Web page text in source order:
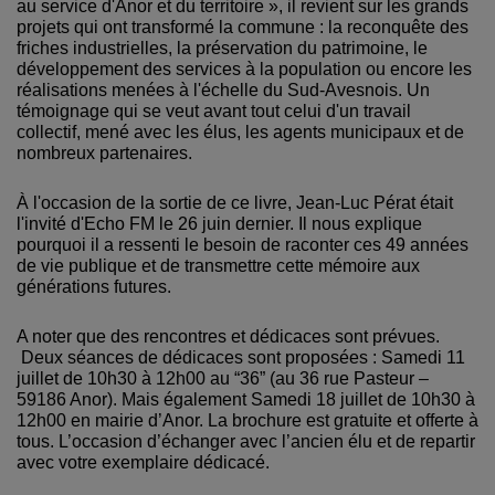
au service d'Anor et du territoire », il revient sur les grands
projets qui ont transformé la commune : la reconquête des
friches industrielles, la préservation du patrimoine, le
développement des services à la population ou encore les
réalisations menées à l'échelle du Sud-Avesnois. Un
témoignage qui se veut avant tout celui d'un travail
collectif, mené avec les élus, les agents municipaux et de
nombreux partenaires.
À l'occasion de la sortie de ce livre, Jean-Luc Pérat était
l'invité d'Echo FM le 26 juin dernier. Il nous explique
pourquoi il a ressenti le besoin de raconter ces 49 années
de vie publique et de transmettre cette mémoire aux
générations futures.
A noter que des rencontres et dédicaces sont prévues.
Deux séances de dédicaces sont proposées : Samedi 11
juillet de 10h30 à 12h00 au “36” (au 36 rue Pasteur –
59186 Anor). Mais également Samedi 18 juillet de 10h30 à
12h00 en mairie d’Anor. La brochure est gratuite et offerte à
tous. L’occasion d’échanger avec l’ancien élu et de repartir
avec votre exemplaire dédicacé.